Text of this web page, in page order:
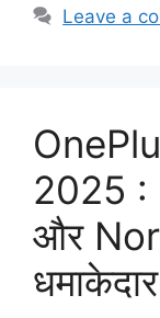
Leave a
2025 :
और